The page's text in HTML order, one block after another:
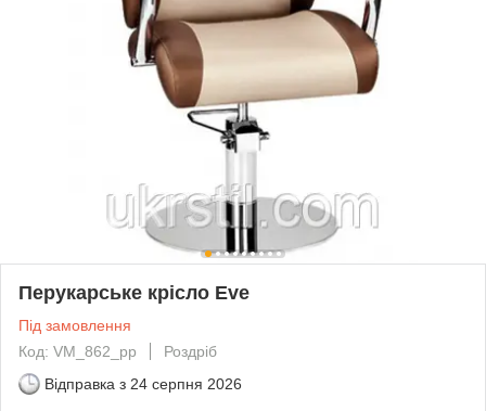
Перукарське крісло Eve
Під замовлення
Код: VM_862_pp
Роздріб
Відправка з 24 серпня 2026